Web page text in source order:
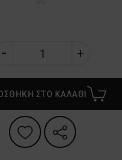
ΣΤΟ ΚΑΛΑΘΙ